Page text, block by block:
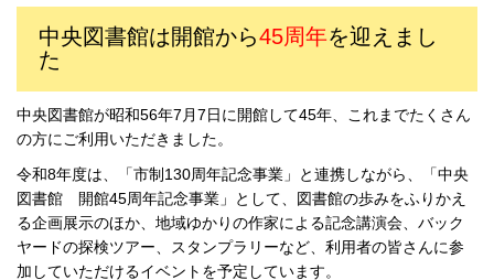
中央図書館は開館から45周年を迎えまし
た
中央図書館が昭和56年7月7日に開館して45年、これまでたくさん
の方にご利用いただきました。
令和8年度は、「市制130周年記念事業」と連携しながら、「中央
図書館 開館45周年記念事業」として、図書館の歩みをふりかえ
る企画展示のほか、地域ゆかりの作家による記念講演会、バック
ヤードの探検ツアー、スタンプラリーなど、利用者の皆さんに参
加していただけるイベントを予定しています。